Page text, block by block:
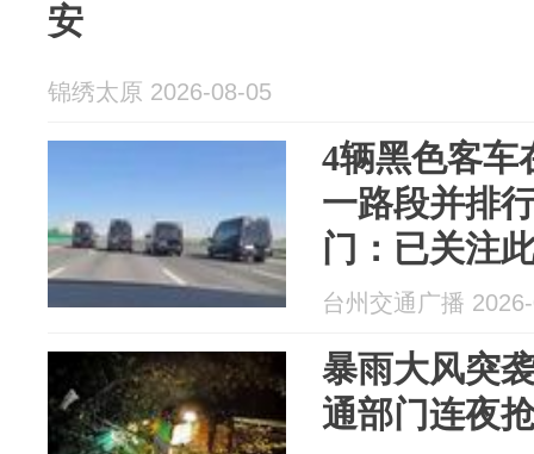
安
锦绣太原 2026-08-05
4辆黑色客车
一路段并排
门：已关注
此前相似案
台州交通广播
暴雨大风突
通部门连夜